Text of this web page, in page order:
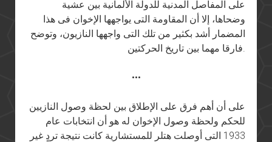
على المفاصل المدنية للدولة الألمانية بين عشية
وضحاها، إلا أن المقاومة التى يواجهها الإخوان فى هذا
المضمار أشد بكثير من تلك التى واجهها النازيون، وتوضح
فارقا مهما بين تاريخ الحركتين.
•••
على أن أهم فرق على الإطلاق بين لحظة وصول النازيين
للحكم ولحظة وصول الإخوان له هو أن انتخابات عام
1933 التى أوصلت هتلر للمستشارية كانت نتيجة تردٍ غير